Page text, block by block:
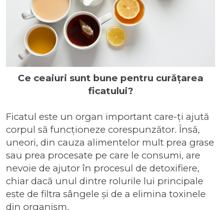
Ce ceaiuri sunt bune pentru curățarea
ficatului?
Ficatul este un organ important care-ți ajută
corpul să funcționeze corespunzător. Însă,
uneori, din cauza alimentelor mult prea grase
sau prea procesate pe care le consumi, are
nevoie de ajutor în procesul de detoxifiere,
chiar dacă unul dintre rolurile lui principale
este de filtra sângele și de a elimina toxinele
din organism.